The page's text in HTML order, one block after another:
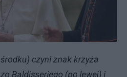
czyni znak krzyża
Baldisseriego (po lewej) i